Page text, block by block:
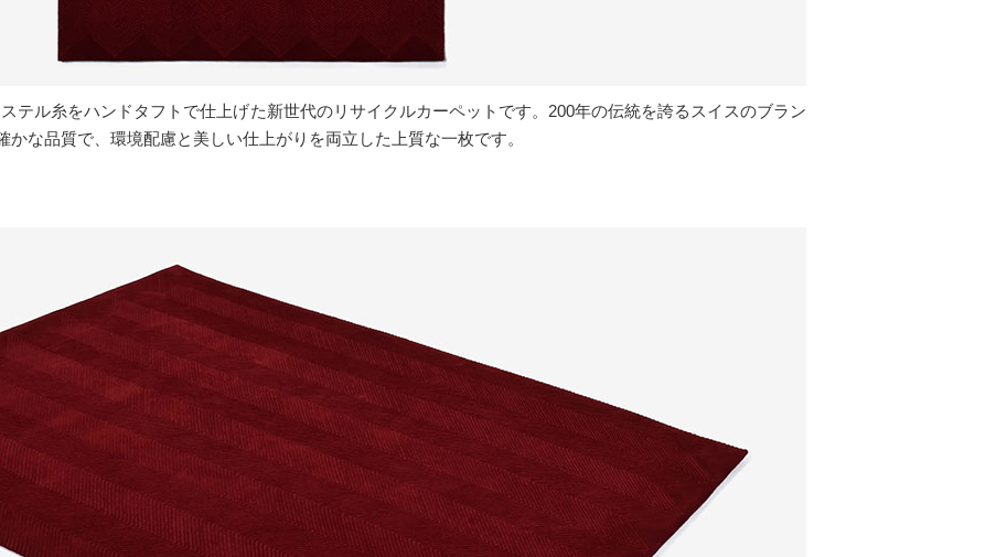
テル糸をハンドタフトで仕上げた新世代のリサイクルカーペットです。200年の伝統を誇るスイスのブラン
かな品質で、環境配慮と美しい仕上がりを両立した上質な一枚です。